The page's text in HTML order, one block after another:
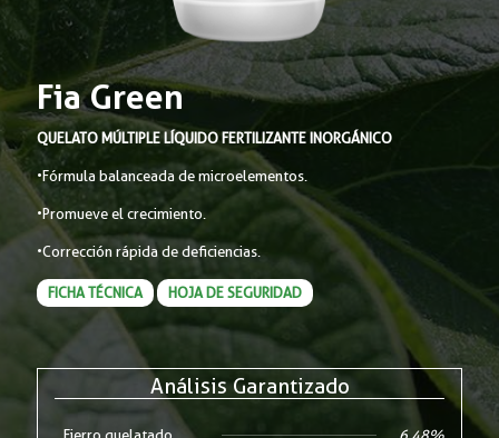
Fia Green
QUELATO MÚLTIPLE LÍQUIDOFERTILIZANTE INORGÁNICO
•Fórmula balanceada de microelementos.
•Promueve el crecimiento.
•Corrección rápida de deficiencias.
FICHA TÉCNICA HOJA DE SEGURIDAD
Análisis Garantizado